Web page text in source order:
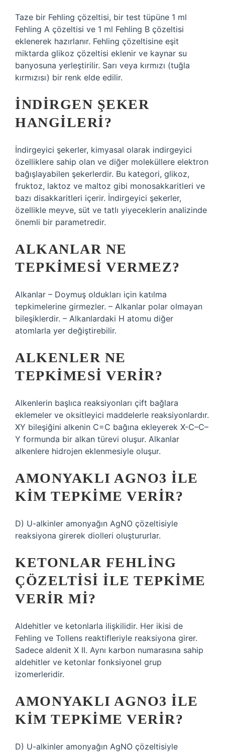
Taze bir Fehling çözeltisi, bir test tüpüne 1 ml
Fehling A çözeltisi ve 1 ml Fehling B çözeltisi
eklenerek hazırlanır. Fehling çözeltisine eşit
miktarda glikoz çözeltisi eklenir ve kaynar su
banyosuna yerleştirilir. Sarı veya kırmızı (tuğla
kırmızısı) bir renk elde edilir.
İNDIRGEN ŞEKER
HANGILERI?
İndirgeyici şekerler, kimyasal olarak indirgeyici
özelliklere sahip olan ve diğer moleküllere elektron
bağışlayabilen şekerlerdir. Bu kategori, glikoz,
fruktoz, laktoz ve maltoz gibi monosakkaritleri ve
bazı disakkaritleri içerir. İndirgeyici şekerler,
özellikle meyve, süt ve tatlı yiyeceklerin analizinde
önemli bir parametredir.
ALKANLAR NE
TEPKIMESI VERMEZ?
Alkanlar – Doymuş oldukları için katılma
tepkimelerine girmezler. – Alkanlar polar olmayan
bileşiklerdir. – Alkanlardaki H atomu diğer
atomlarla yer değiştirebilir.
ALKENLER NE
TEPKIMESI VERIR?
Alkenlerin başlıca reaksiyonları çift bağlara
eklemeler ve oksitleyici maddelerle reaksiyonlardır.
XY bileşiğini alkenin C=C bağına ekleyerek X-C–C–
Y formunda bir alkan türevi oluşur. Alkanlar
alkenlere hidrojen eklenmesiyle oluşur.
AMONYAKLI AGNO3 ILE
KIM TEPKIME VERIR?
D) U-alkinler amonyağın AgNO çözeltisiyle
reaksiyona girerek diolleri oluştururlar.
KETONLAR FEHLING
ÇÖZELTISI ILE TEPKIME
VERIR MI?
Aldehitler ve ketonlarla ilişkilidir. Her ikisi de
Fehling ve Tollens reaktifleriyle reaksiyona girer.
Sadece aldenit X II. Aynı karbon numarasına sahip
aldehitler ve ketonlar fonksiyonel grup
izomerleridir.
AMONYAKLI AGNO3 ILE
KIM TEPKIME VERIR?
D) U-alkinler amonyağın AgNO çözeltisiyle